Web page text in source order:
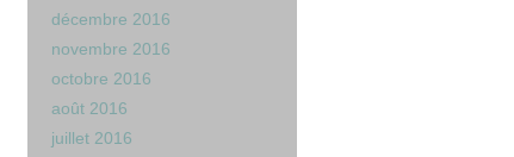
décembre 2016
novembre 2016
octobre 2016
août 2016
juillet 2016